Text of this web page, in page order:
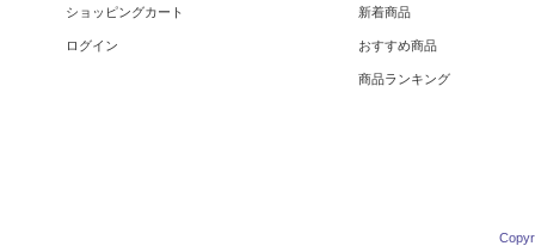
ショッピングカート
ログイン
新着商品
おすすめ商品
商品ランキング